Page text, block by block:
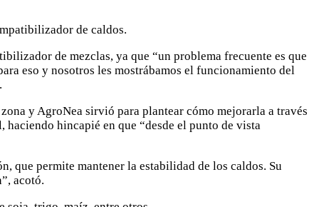
de caldos.
de mezclas, ya que “un problema frecuente es que
eso y nosotros les mostrábamos el funcionamiento del
y AgroNea sirvió para plantear cómo mejorarla a través
hincapié en que “desde el punto de vista
que permite mantener la estabilidad de los caldos. Su
acotó.